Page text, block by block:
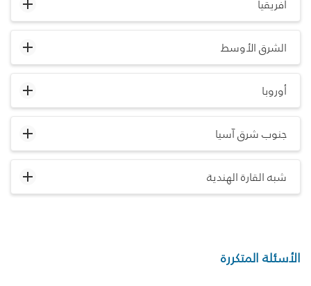
أفريقيا
الشرق الأوسط
أوروبا
جنوب شرق آسيا
شبه القارة الهندية
الأسئلة المتكررة